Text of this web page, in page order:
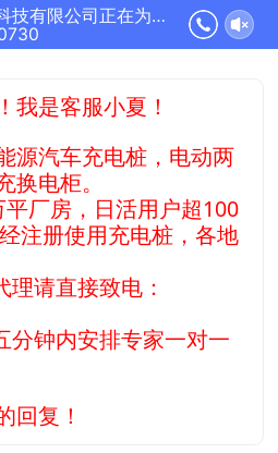
杭州超翔科技有限公司正在为您服务
我是客服小夏！
源汽车充电桩，电动两
电柜。
厂房，日活用户超100
注册使用充电桩，各地
请直接致电：
分钟内安排专家一对一
回复！